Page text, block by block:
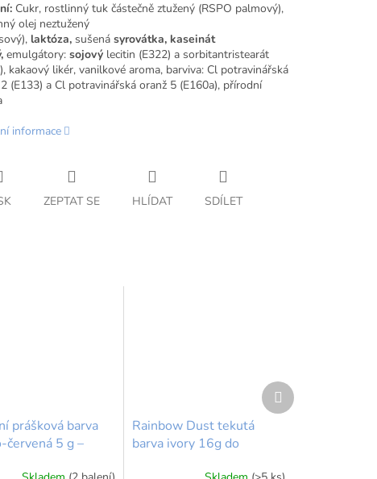
Cukr, rostlinný tuk částečně ztužený (RSPO palmový),
olej neztužený
laktóza, sušená syrovátka, kaseinát
emulgátory: sojový lecitin (E322) a sorbitantristearát
kakaový likér, vanilkové aroma, barviva: Cl potravinářská
(E133) a Cl potravinářská oranž 5 (E160a), přírodní
informace
ZEPTAT SE HLÍDAT SDÍLET
prášková barva
červená 5 g –
Rainbow Dust tekutá
barva ivory 16g do
Další
produkt